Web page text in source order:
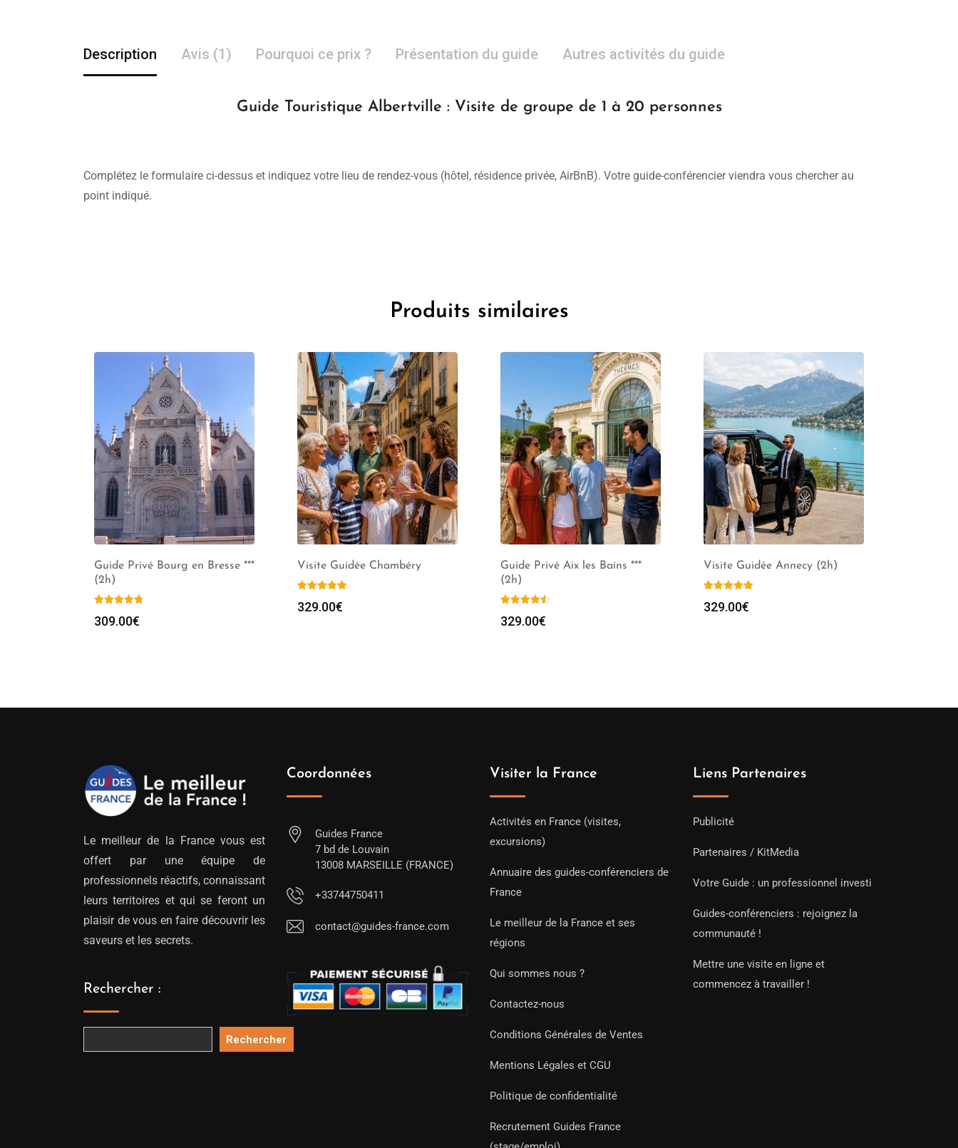
Description Avis (1) Pourquoi ce prix ? Présentation du guide Autres activités du guide
Guide Touristique Albertville : Visite de groupe de 1 à 20 personnes
Complétez le formulaire ci-dessus et indiquez votre lieu de rendez-vous (hôtel, résidence privée, AirBnB). Votre guide-conférencier viendra vous chercher au
point indiqué.
Produits similaires
Guide Privé Bourg en Bresse ***
(2h)
309.00€
Visite Guidée Chambéry
329.00€
Guide Privé Aix les Bains ***
(2h)
329.00€
Visite Guidée Annecy (2h)
329.00€
Le meilleur de la France vous est
offert par une équipe de
professionnels réactifs, connaissant
leurs territoires et qui se feront un
plaisir de vous en faire découvrir les
saveurs et les secrets.
Rechercher :
Rechercher
Coordonnées
Guides France
7 bd de Louvain
13008 MARSEILLE (FRANCE)
+33744750411
contact@guides-france.com
Visiter la France
Activités en France (visites,
excursions)
Annuaire des guides-conférenciers de
France
Le meilleur de la France et ses
régions
Qui sommes nous ?
Contactez-nous
Conditions Générales de Ventes
Mentions Légales et CGU
Politique de confidentialité
Recrutement Guides France
Liens Partenaires
Publicité
Partenaires / KitMedia
Votre Guide : un professionnel investi
Guides-conférenciers : rejoignez la
communauté !
Mettre une visite en ligne et
commencez à travailler !